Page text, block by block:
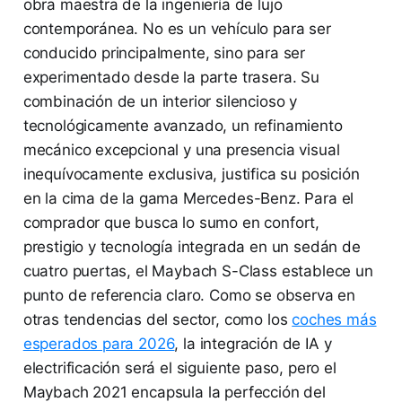
obra maestra de la ingeniería de lujo
contemporánea. No es un vehículo para ser
conducido principalmente, sino para ser
experimentado desde la parte trasera. Su
combinación de un interior silencioso y
tecnológicamente avanzado, un refinamiento
mecánico excepcional y una presencia visual
inequívocamente exclusiva, justifica su posición
en la cima de la gama Mercedes-Benz. Para el
comprador que busca lo sumo en confort,
prestigio y tecnología integrada en un sedán de
cuatro puertas, el Maybach S-Class establece un
punto de referencia claro. Como se observa en
otras tendencias del sector, como loscoches más
esperados para 2026, la integración de IA y
electrificación será el siguiente paso, pero el
Maybach 2021 encapsula la perfección del